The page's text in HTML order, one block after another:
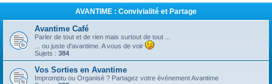
AVANTIME : Convivialité et Partage
Avantime Café
Parler de tout et de rien mais surtout de tout ...
... ou juste d'avantime. A vous de voir
Sujets : 384
Vos Sorties en Avantime
Impromptu ou Organisé ? Partagez votre événement Avantime